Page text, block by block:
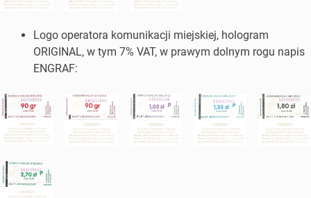
Logo operatora komunikacji miejskiej, hologram
ORIGINAL, w tym 7% VAT, w prawym dolnym rogu napis
ENGRAF: